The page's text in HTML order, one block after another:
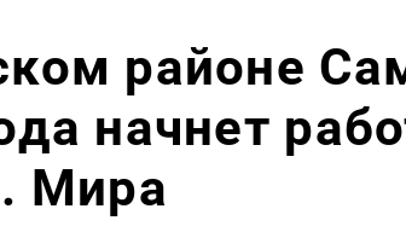
районе
начнет
Мира